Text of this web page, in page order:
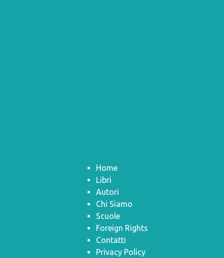
Home
Libri
Autori
Chi Siamo
Scuole
Foreign Rights
Contatti
Privacy Policy